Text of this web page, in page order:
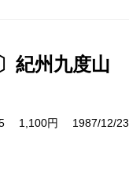
紀州九度山
5 1,100円 1987/12/23